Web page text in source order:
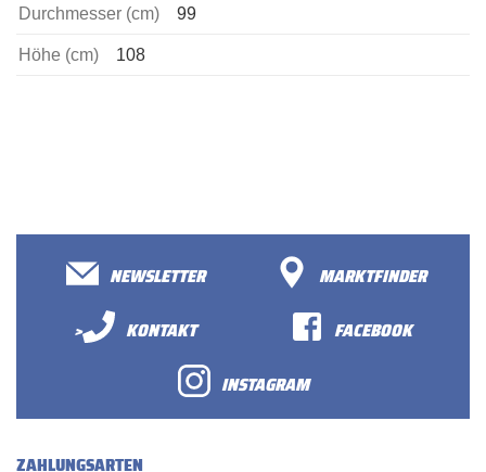
Durchmesser (cm) 99
Höhe (cm) 108
NEWSLETTER
MARKTFINDER
>
KONTAKT
FACEBOOK
INSTAGRAM
ZAHLUNGSARTEN